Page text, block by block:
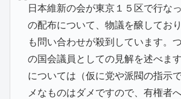
日本維新の会が東京１５区で行な
の配布について、物議を醸してお
も問い合わせが殺到しています。
の国会議員としての見解を述べま
については（仮に党や派閥の指示
メなものはダメですので、有権者